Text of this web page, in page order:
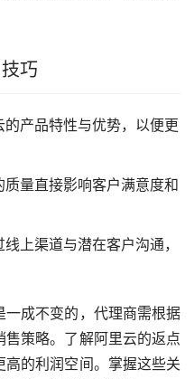
巧
的产品特性与优势，以便更
质量直接影响客户满意度和
线上渠道与潜在客户沟通，
一成不变的，代理商需根据
策略。了解阿里云的返点
的利润空间。掌握这些关